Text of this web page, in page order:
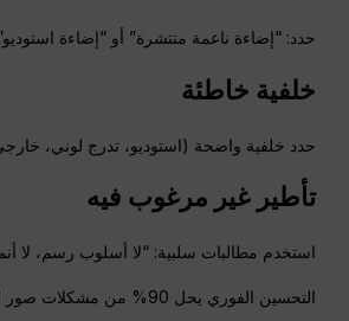
حدد: “إضاءة ناعمة منتشرة” أو “إضاءة
خلفية خاطئة
حدد خلفية واضحة (استوديو، تدرج لوني،
تأطير غير مرغوب فيه
استخدم مطالبات سلبية: “لا أسلوب رسم، لا
التحسين الفوري يحل 90% من مشكلات صور الذكاء الاصطناعي.